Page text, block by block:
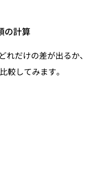
の計算
だけの差が出るか、
較してみます。